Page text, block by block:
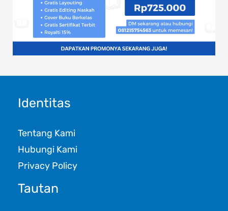
Identitas
Tentang Kami
Hubungi Kami
Privacy Policy
Tautan